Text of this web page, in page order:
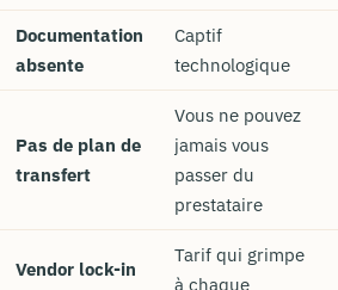
Documentation
absente
Captif
technologique
Pas de plan de
transfert
Vous ne pouvez
jamais vous
passer du
prestataire
Vendor lock-in
Tarif qui grimpe
à chaque